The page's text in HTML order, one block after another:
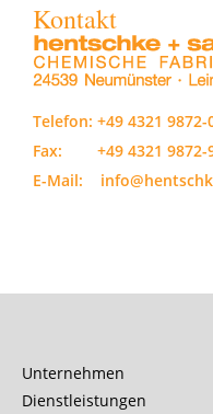
Kontakt
Telefon:+49 4321 9872-
Fax: +49 4321 9872-
E-Mail:
Unternehmen
Dienstleistungen